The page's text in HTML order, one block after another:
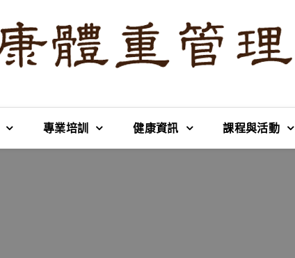
專業培訓 健康資訊 課程與活動